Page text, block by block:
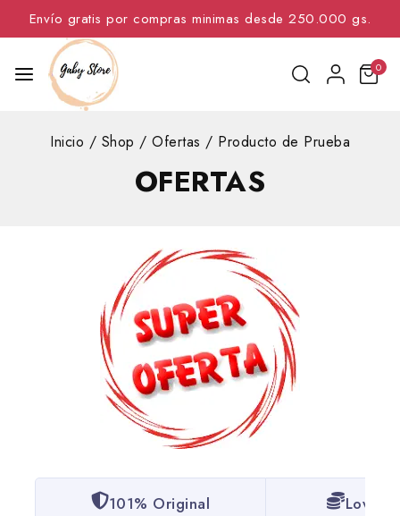
Envío gratis por compras minimas desde 250.000 gs.
0
Inicio / Shop / Ofertas / Producto de Prueba
OFERTAS
101% Original Lowest